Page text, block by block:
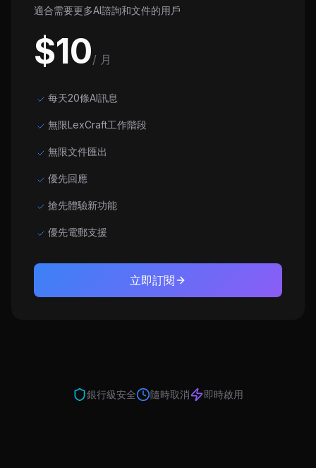
適合需要更多AI諮詢和文件的用戶
$10/ 月
每天20條AI訊息
無限LexCraft工作階段
無限文件匯出
優先回應
搶先體驗新功能
優先電郵支援
立即訂閱
銀行級安全 隨時取消 即時啟用